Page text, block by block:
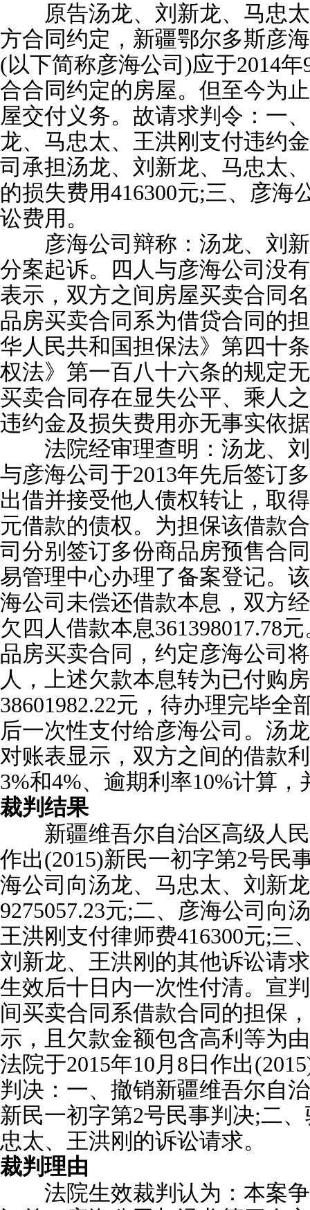
原告汤龙、刘新龙、马忠太
方合同约定，新疆鄂尔多斯彦
(以下简称彦海公司)应于2014
合合同约定的房屋。但至今为
屋交付义务。故请求判令：一
龙、马忠太、王洪刚支付违约
司承担汤龙、刘新龙、马忠太
的损失费用416300元;三、彦海
讼费用。
彦海公司辩称：汤龙、刘新
分案起诉。四人与彦海公司没
表示，双方之间房屋买卖合同
品房买卖合同系为借贷合同的
华人民共和国担保法》第四十
权法》第一百八十六条的规定
买卖合同存在显失公平、乘人
违约金及损失费用亦无事实依
法院经审理查明：汤龙、刘
与彦海公司于2013年先后签订
出借并接受他人债权转让，取
元借款的债权。为担保该借款
司分别签订多份商品房预售合
易管理中心办理了备案登记。
海公司未偿还借款本息，双方
欠四人借款本息361398017.78
品房买卖合同，约定彦海公司
人，上述欠款本息转为已付购
38601982.22元，待办理完毕全
后一次性支付给彦海公司。汤
对账表显示，双方之间的借款
3%和4%、逾期利率10%计算，
裁判结果
新疆维吾尔自治区高级人民
作出(2015)新民一初字第2号民
海公司向汤龙、马忠太、刘新
9275057.23元;二、彦海公司向
王洪刚支付律师费416300元;三
刘新龙、王洪刚的其他诉讼请
生效后十日内一次性付清。宣
间买卖合同系借款合同的担保
示，且欠款金额包含高利等为
法院于2015年10月8日作出
判决：一、撤销新疆维吾尔自
新民一初字第2号民事判决;二
忠太、王洪刚的诉讼请求。
裁判理由
法院生效裁判认为：本案争